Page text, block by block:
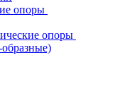
опоры
опоры